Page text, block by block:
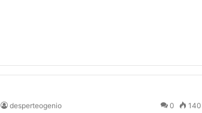
desperteogenio 0 140